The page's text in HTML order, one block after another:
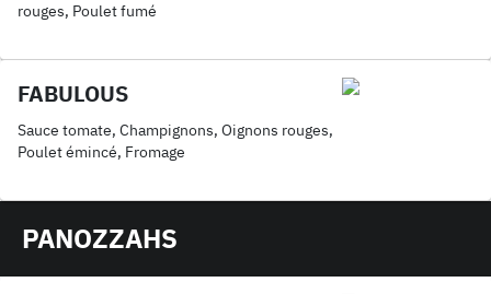
rouges, Poulet fumé
FABULOUS
Sauce tomate, Champignons, Oignons rouges,
Poulet émincé, Fromage
PANOZZAHS